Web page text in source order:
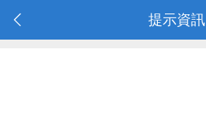
提示資訊